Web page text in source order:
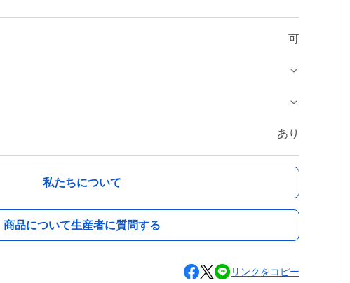
可
あり
私たちについて
商品について生産者に質問する
リンクをコピー